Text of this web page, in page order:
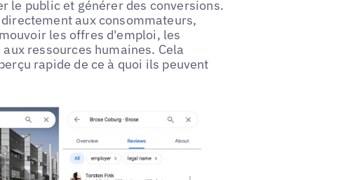
le public et générer des conversions.
aux consommateurs,
les offres d'emploi, les
ressources humaines. Cela
rapide de ce à quoi ils peuvent